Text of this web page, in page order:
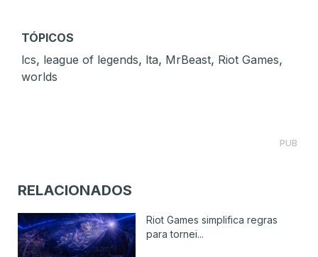
TÓPICOS
lcs, league of legends, lta, MrBeast, Riot Games,
worlds
PUB
RELACIONADOS
Riot Games simplifica regras
para tornei...